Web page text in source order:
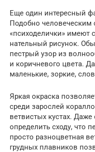
Еще один интересный
Подобно человеческим
«психоделички» имеют
нательный рисунок.
пестрый узор из
и коричневого цвета.
маленькие, зоркие,
Яркая окраска
среди зарослей
ветвистых кустах.
определить сходу, что
просто разноцветная
грудных плавников